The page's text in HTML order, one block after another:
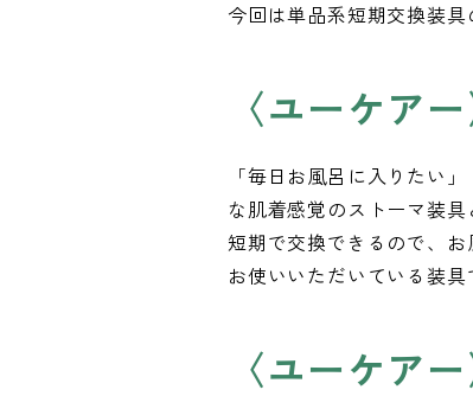
今回は単品系短期交換装具
〈ユーケア
「毎日お風呂に入りたい
な肌着感覚のストーマ装具
短期で交換できるので、
お使いいただいている装具
〈ユーケア